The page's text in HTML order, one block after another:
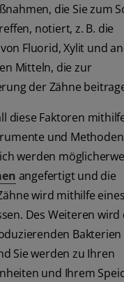
die Sie zum
notiert, z. B. die
Fluorid, Xylit und
Mitteln, die zur
der Zähne
diese Faktoren
und Methoden
werden
angefertigt und die
wird mithilfe eines
Des Weiteren wird
Sie werden zu Ihren
und Ihrem